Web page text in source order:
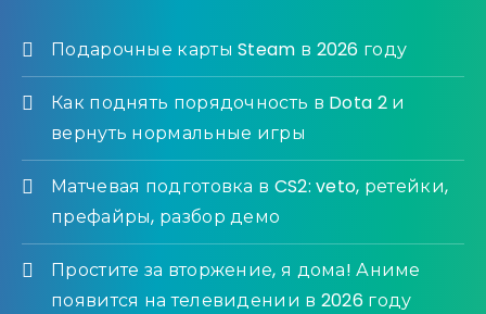
Подарочные карты Steam в 2026 году
Как поднять порядочность в Dota 2 и
вернуть нормальные игры
Матчевая подготовка в CS2: veto, ретейки,
префайры, разбор демо
Простите за вторжение, я дома! Аниме
появится на телевидении в 2026 году